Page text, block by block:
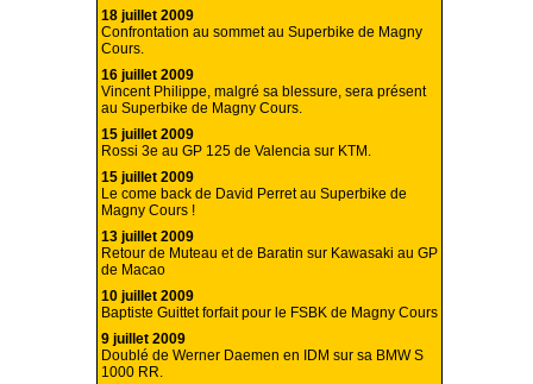
18 juillet 2009
Confrontation au sommet au Superbike de Magny
Cours.
16 juillet 2009
Vincent Philippe, malgré sa blessure, sera présent
au Superbike de Magny Cours.
15 juillet 2009
Rossi 3e au GP 125 de Valencia sur KTM.
15 juillet 2009
Le come back de David Perret au Superbike de
Magny Cours !
13 juillet 2009
Retour de Muteau et de Baratin sur Kawasaki au GP
de Macao
10 juillet 2009
Baptiste Guittet forfait pour le FSBK de Magny Cours
9 juillet 2009
Doublé de Werner Daemen en IDM sur sa BMW S
1000 RR.